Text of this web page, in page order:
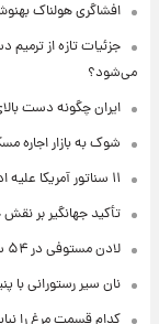
افشاگری هولناک
جزئیات تازه از ترمیم
می‌شود؟
ایران چگونه دست
شوک به بازار اجاره
۱۱ سناتور آمریکا علیه ادامه جنگ با ایران وارد عمل شدند
تأکید جهانگیر بر
لادن مستوفی در ۵۴ سالگی با این استایل متفاوت دیده شد!
نان سیر رستورانی با پنیر؛ ۶ مرحله ساده برای یک نان پف‌دار